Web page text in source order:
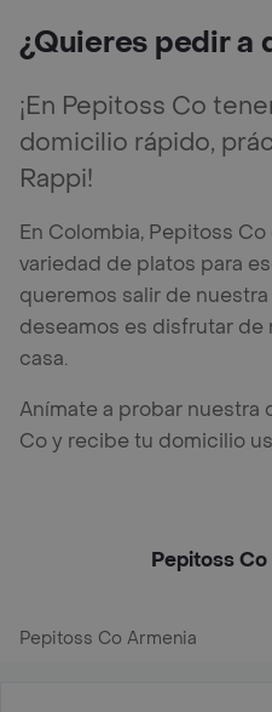
¿Quieres pedir a
¡En Pepitoss Co
domicilio rápido,
Rappi!
En Colombia, Pepitoss
variedad de platos para
queremos salir de
deseamos es disfrutar de
casa.
Anímate a probar nuestra
Co y recibe tu domicilio
Pepitoss
Pepitoss Co Armenia